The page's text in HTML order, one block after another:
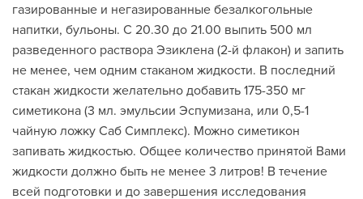
газированные и негазированные безалкогольные
напитки, бульоны. С 20.30 до 21.00 выпить 500 мл
разведенного раствора Эзиклена (2-й флакон) и запить
не менее, чем одним стаканом жидкости. В последний
стакан жидкости желательно добавить 175-350 мг
симетикона (3 мл. эмульсии Эспумизана, или 0,5-1
чайную ложку Саб Симплекс). Можно симетикон
запивать жидкостью. Общее количество принятой Вами
жидкости должно быть не менее 3 литров! В течение
всей подготовки и до завершения исследования